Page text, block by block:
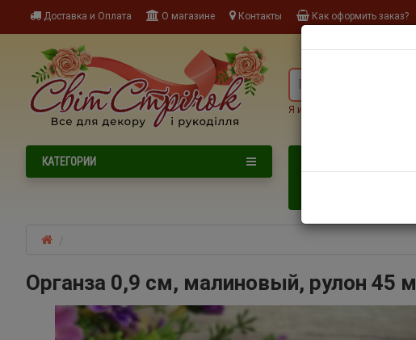
Доставка и Оплата О магазине Контакты Как оформить заказ?
Я ищу, например,
КАТЕГОРИИ
Органза 0,9 см, малиновый, рулон 45 м